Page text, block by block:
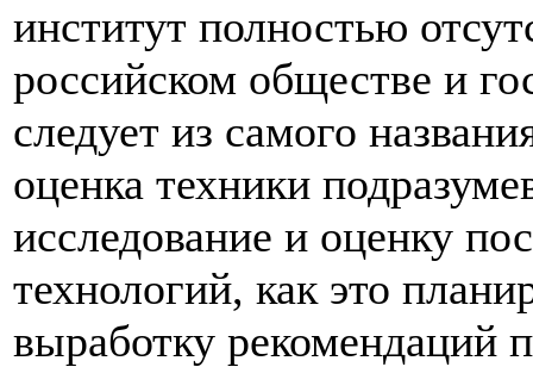
институт полностью
российском обществе и
следует из самого
оценка техники
исследование и оценку
технологий, как это
выработку рекомендаций